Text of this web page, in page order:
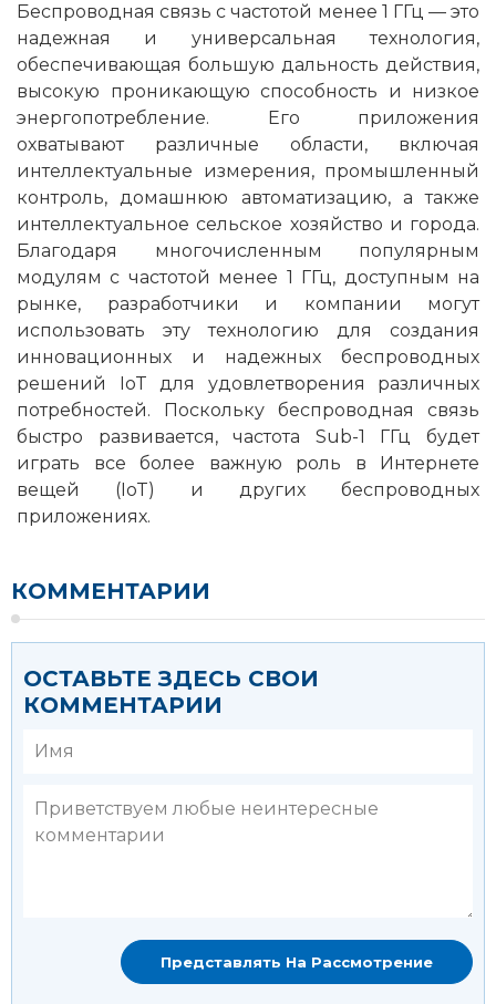
Беспроводная связь с частотой менее 1 ГГц — это
надежная и универсальная технология,
обеспечивающая большую дальность действия,
высокую проникающую способность и низкое
энергопотребление. Его приложения
охватывают различные области, включая
интеллектуальные измерения, промышленный
контроль, домашнюю автоматизацию, а также
интеллектуальное сельское хозяйство и города.
Благодаря многочисленным популярным
модулям с частотой менее 1 ГГц, доступным на
рынке, разработчики и компании могут
использовать эту технологию для создания
инновационных и надежных беспроводных
решений IoT для удовлетворения различных
потребностей. Поскольку беспроводная связь
быстро развивается, частота Sub-1 ГГц будет
играть все более важную роль в Интернете
вещей (IoT) и других беспроводных
приложениях.
КОММЕНТАРИИ
ОСТАВЬТЕ ЗДЕСЬ СВОИ
КОММЕНТАРИИ